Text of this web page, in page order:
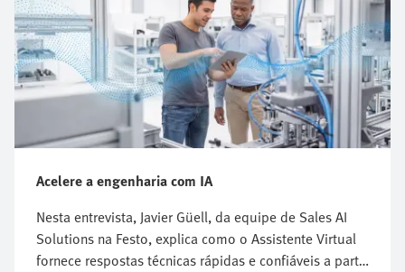
Acelere a engenharia com IA
Nesta entrevista, Javier Güell, da equipe de Sales AI
Solutions na Festo, explica como o Assistente Virtual
fornece respostas técnicas rápidas e confiáveis a partir